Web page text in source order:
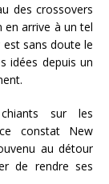
des crossovers
en arrive à un tel
sans doute le
idées depuis un
sur les
constat New
au détour
de rendre ses